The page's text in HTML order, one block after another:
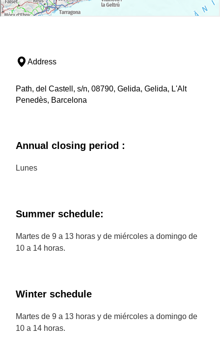
Address
Path, del Castell, s/n, 08790, Gelida, Gelida, L'Alt
Penedès, Barcelona
Annual closing period :
Lunes
Summer schedule:
Martes de 9 a 13 horas y de miércoles a domingo de
10 a 14 horas.
Winter schedule
Martes de 9 a 13 horas y de miércoles a domingo de
10 a 14 horas.